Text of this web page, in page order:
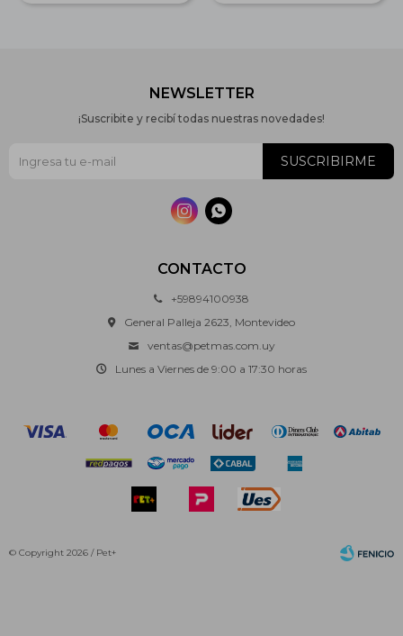
CONTACTO
+59894100938
General Palleja 2623, Montevideo
ventas@petmas.com.uy
Lunes a Viernes de 9:00 a 17:30 horas
NEWSLETTER
¡Suscribite y recibí todas nuestras novedades!
SUSCRIBIRME
 
© Copyright 2026 / Pet+